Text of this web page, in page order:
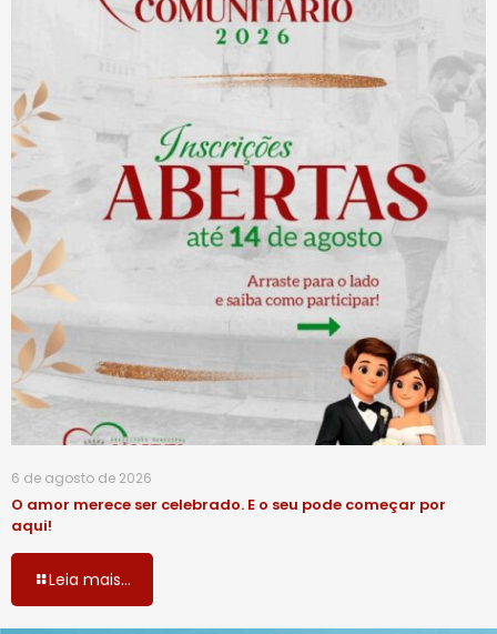
6 de agosto de 2026
O amor merece ser celebrado. E o seu pode começar por
aqui!
Leia mais...